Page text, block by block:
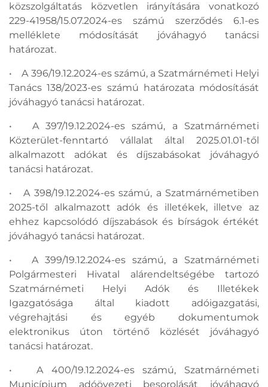
közszolgáltatás közvetlen irányítására vonatkozó
229-41958/15.07.2024-es számú szerződés 6.1-es
melléklete módosítását jóváhagyó tanácsi
határozat.
• A 396/19.12.2024-es számú, a Szatmárnémeti Helyi
Tanács 138/2023-es számú határozata módosítását
jóváhagyó tanácsi határozat.
• A 397/19.12.2024-es számú, a Szatmárnémeti
Közterület-fenntartó vállalat által 2025.01.01-től
alkalmazott adókat és díjszabásokat jóváhagyó
tanácsi határozat.
• A 398/19.12.2024-es számú, a Szatmárnémetiben
2025-től alkalmazott adók és illetékek, illetve az
ehhez kapcsolódó díjszabások és bírságok értékét
jóváhagyó tanácsi határozat.
• A 399/19.12.2024-es számú, a Szatmárnémeti
Polgármesteri Hivatal alárendeltségébe tartozó
Szatmárnémeti Helyi Adók és Illetékek
Igazgatósága által kiadott adóigazgatási,
végrehajtási és egyéb dokumentumok
elektronikus úton történő közlését jóváhagyó
tanácsi határozat.
• A 400/19.12.2024-es számú, Szatmárnémeti
Municípium adóövezeti besorolását jóváhagyó